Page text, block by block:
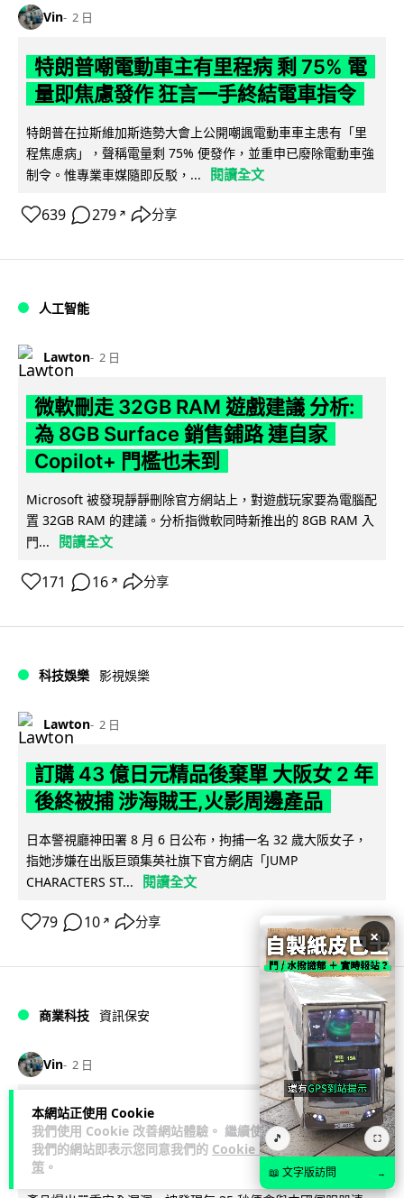
本網站正使用 Cookie
我們使用 Cookie 改善網站體驗。 繼續使用
我們的網站即表示您同意我們的 Cookie 政
策 。
Vin 2 日
特朗普嘲電動車主有里程病 剩 75% 電
量即焦慮發作 狂言一手終結電車指令
特朗普在拉斯維加斯造勢大會上公開嘲諷電動車車主患有「里
程焦慮病」，聲稱電量剩 75% 便發作，並重申已廢除電動車強
制令。惟專業車媒隨即反駁，...
閱讀全文
639 279 ↗ 分享
人工智能
Lawton 2 日
微軟刪走 32GB RAM 遊戲建議 分析:
為 8GB Surface 銷售鋪路 連自家
Copilot+ 門檻也未到
Microsoft 被發現靜靜刪除官方網站上，對遊戲玩家要為電腦配
置 32GB RAM 的建議。分析指微軟同時新推出的 8GB RAM 入
門...
閱讀全文
171 16 ↗ 分享
科技娛樂 影視娛樂
Lawton 2 日
訂購 43 億日元精品後棄單 大阪女 2 年
後終被捕 涉海賊王,火影周邊產品
日本警視廳神田署 8 月 6 日公布，拘捕一名 32 歲大阪女子，
指她涉嫌在出版巨頭集英社旗下官方網店「JUMP
CHARACTERS ST...
閱讀全文
79 10 ↗ 分享
商業科技 資訊保安
Vin 2 日
智博通路由器爆後門 官方緊急下架止血
稱漏洞是功能在維修時使用
中國網通廠商智博通電子（Zbtlink Electronics）旗下的路由器
×
🎵 ⛶
📖 文字版訪問 →